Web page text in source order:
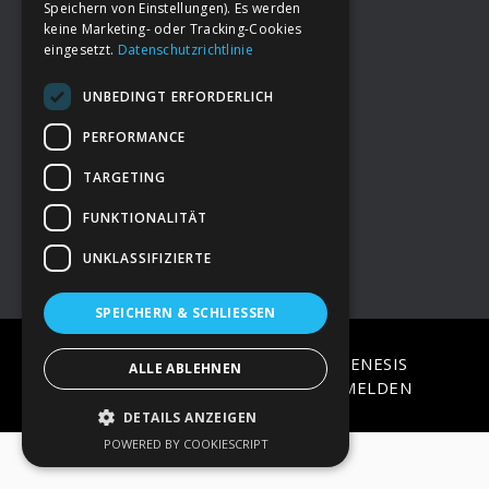
FooterDeine Spende
→ Impressum
→Kontakt zum PAO Team
COPYRIGHT © 2026 · ON
GENESIS
FRAMEWORK·WORDPRESS·ANMELDEN
Speichern von Einstellungen). Es werden
keine Marketing- oder Tracking-Cookies
eingesetzt. Datenschutzrichtlinie
UNBEDINGT ERFORDERLICH
PERFORMANCE
TARGETING
FUNKTIONALITÄT
UNKLASSIFIZIERTE
SPEICHERN & SCHLIESSEN
ALLE ABLEHNEN
DETAILS ANZEIGEN
POWERED BY COOKIESCRIPT